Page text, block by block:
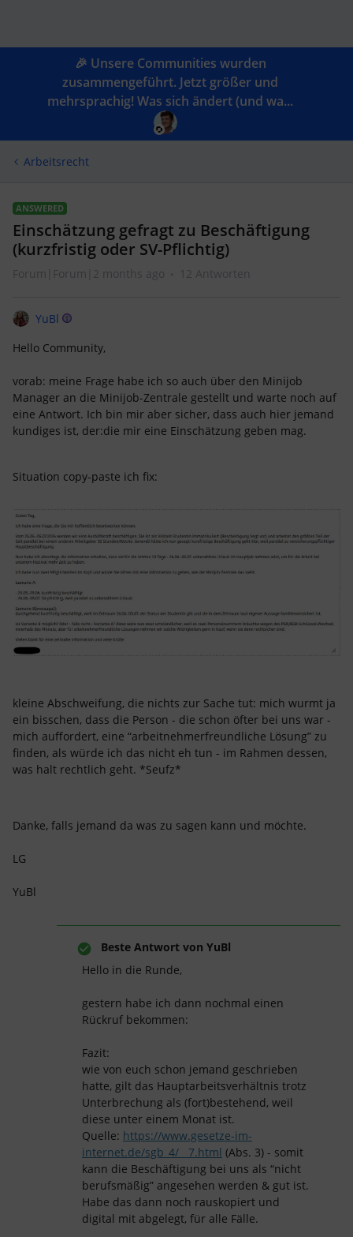
🎉 Unsere Communities wurden
zusammengeführt. Jetzt größer und
mehrsprachig! Was sich ändert (und wa...
Arbeitsrecht
ANSWERED
Einschätzung gefragt zu Beschäftigung
(kurzfristig oder SV-Pflichtig)
Forum|Forum|2 months ago 12 Antworten
YuBl
Hello Community,
vorab: meine Frage habe ich so auch über den Minijob
Manager an die Minijob-Zentrale gestellt und warte noch auf
eine Antwort. Ich bin mir aber sicher, dass auch hier jemand
kundiges ist, der:die mir eine Einschätzung geben mag.
Situation copy-paste ich fix:
kleine Abschweifung, die nichts zur Sache tut: mich wurmt ja
ein bisschen, dass die Person - die schon öfter bei uns war -
mich auffordert, eine “arbeitnehmerfreundliche Lösung” zu
finden, als würde ich das nicht eh tun - im Rahmen dessen,
was halt rechtlich geht. *Seufz*
Danke, falls jemand da was zu sagen kann und möchte.
LG
YuBl
Beste Antwort von YuBl
Hello in die Runde,
gestern habe ich dann nochmal einen
Rückruf bekommen:
Fazit:
wie von euch schon jemand geschrieben
hatte, gilt das Hauptarbeitsverhältnis trotz
Unterbrechung als (fort)bestehend, weil
diese unter einem Monat ist.
Quelle: https://www.gesetze-im-
internet.de/sgb_4/__7.html (Abs. 3) - somit
kann die Beschäftigung bei uns als “nicht
berufsmäßig” angesehen werden & gut ist.
Habe das dann noch rauskopiert und
digital mit abgelegt, für alle Fälle.